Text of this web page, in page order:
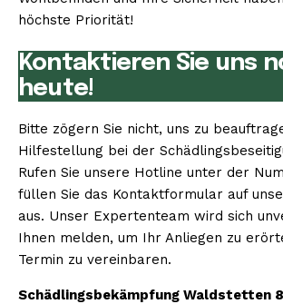
höchste Priorität!
Kontaktieren Sie uns
heute!
Bitte zögern Sie nicht, uns zu
Hilfestellung bei der
Rufen Sie unsere Hotline unter der
füllen Sie das Kontaktformular auf
aus. Unser Expertenteam wird sich
Ihnen melden, um Ihr Anliegen zu
Termin zu vereinbaren.
Schädlingsbekämpfung Waldstetten